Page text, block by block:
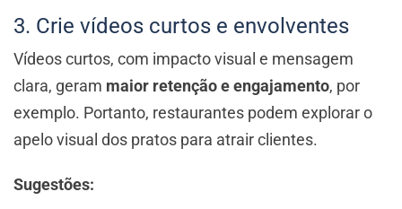
3. Crie vídeos curtos e envolventes
Vídeos curtos, com impacto visual e mensagem
clara, geram maior retenção e engajamento, por
exemplo. Portanto, restaurantes podem explorar o
apelo visual dos pratos para atrair clientes.
Sugestões: